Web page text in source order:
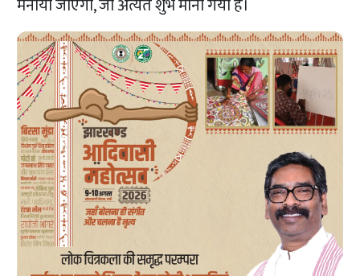
मनाया जाएगा, जो अत्यंत शुभ माना गया है।